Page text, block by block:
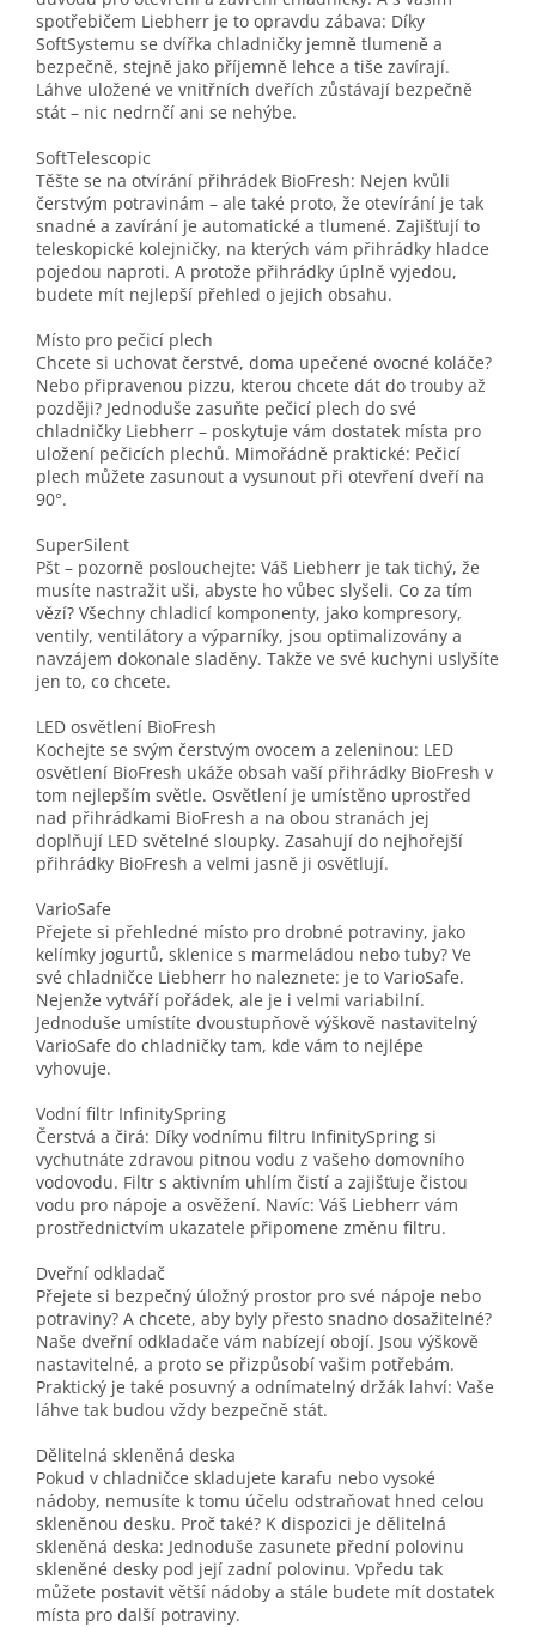
spotřebičem Liebherr je to opravdu zábava: Díky
SoftSystemu se dvířka chladničky jemně tlumeně a
bezpečně, stejně jako příjemně lehce a tiše zavírají.
Láhve uložené ve vnitřních dveřích zůstávají bezpečně
stát – nic nedrnčí ani se nehýbe.
SoftTelescopic
Těšte se na otvírání přihrádek BioFresh: Nejen kvůli
čerstvým potravinám – ale také proto, že otevírání je tak
snadné a zavírání je automatické a tlumené. Zajišťují to
teleskopické kolejničky, na kterých vám přihrádky hladce
pojedou naproti. A protože přihrádky úplně vyjedou,
budete mít nejlepší přehled o jejich obsahu.
Místo pro pečicí plech
Chcete si uchovat čerstvé, doma upečené ovocné koláče?
Nebo připravenou pizzu, kterou chcete dát do trouby až
později? Jednoduše zasuňte pečicí plech do své
chladničky Liebherr – poskytuje vám dostatek místa pro
uložení pečicích plechů. Mimořádně praktické: Pečicí
plech můžete zasunout a vysunout při otevření dveří na
90°.
SuperSilent
Pšt – pozorně poslouchejte: Váš Liebherr je tak tichý, že
musíte nastražit uši, abyste ho vůbec slyšeli. Co za tím
vězí? Všechny chladicí komponenty, jako kompresory,
ventily, ventilátory a výparníky, jsou optimalizovány a
navzájem dokonale sladěny. Takže ve své kuchyni uslyšíte
jen to, co chcete.
LED osvětlení BioFresh
Kochejte se svým čerstvým ovocem a zeleninou: LED
osvětlení BioFresh ukáže obsah vaší přihrádky BioFresh v
tom nejlepším světle. Osvětlení je umístěno uprostřed
nad přihrádkami BioFresh a na obou stranách jej
doplňují LED světelné sloupky. Zasahují do nejhořejší
přihrádky BioFresh a velmi jasně ji osvětlují.
VarioSafe
Přejete si přehledné místo pro drobné potraviny, jako
kelímky jogurtů, sklenice s marmeládou nebo tuby? Ve
své chladničce Liebherr ho naleznete: je to VarioSafe.
Nejenže vytváří pořádek, ale je i velmi variabilní.
Jednoduše umístíte dvoustupňově výškově nastavitelný
VarioSafe do chladničky tam, kde vám to nejlépe
vyhovuje.
Vodní filtr InfinitySpring
Čerstvá a čirá: Díky vodnímu filtru InfinitySpring si
vychutnáte zdravou pitnou vodu z vašeho domovního
vodovodu. Filtr s aktivním uhlím čistí a zajišťuje čistou
vodu pro nápoje a osvěžení. Navíc: Váš Liebherr vám
prostřednictvím ukazatele připomene změnu filtru.
Dveřní odkladač
Přejete si bezpečný úložný prostor pro své nápoje nebo
potraviny? A chcete, aby byly přesto snadno dosažitelné?
Naše dveřní odkladače vám nabízejí obojí. Jsou výškově
nastavitelné, a proto se přizpůsobí vašim potřebám.
Praktický je také posuvný a odnímatelný držák lahví: Vaše
láhve tak budou vždy bezpečně stát.
Dělitelná skleněná deska
Pokud v chladničce skladujete karafu nebo vysoké
nádoby, nemusíte k tomu účelu odstraňovat hned celou
skleněnou desku. Proč také? K dispozici je dělitelná
skleněná deska: Jednoduše zasunete přední polovinu
skleněné desky pod její zadní polovinu. Vpředu tak
můžete postavit větší nádoby a stále budete mít dostatek
místa pro další potraviny.